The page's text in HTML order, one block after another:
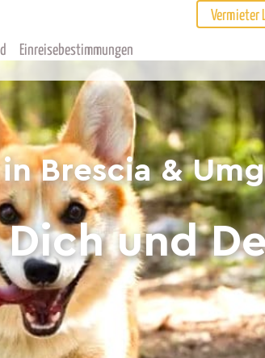
Vermieter
Einreisebestimmungen
Brescia &
und